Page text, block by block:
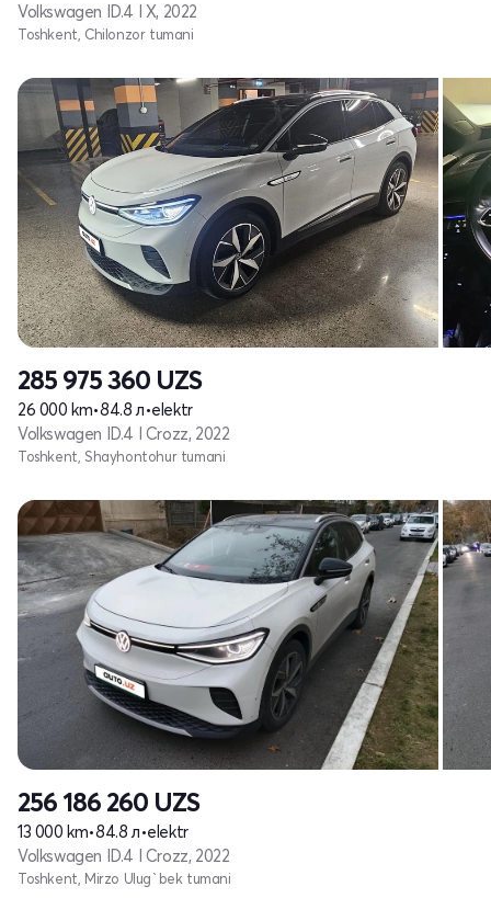
Volkswagen ID.4 I X, 2022
Toshkent, Chilonzor tumani
285 975 360 UZS
26 000 km•84.8 л•elektr
Volkswagen ID.4 I Crozz, 2022
Toshkent, Shayhontohur tumani
256 186 260 UZS
13 000 km•84.8 л•elektr
Volkswagen ID.4 I Crozz, 2022
Toshkent, Mirzo Ulug`bek tumani